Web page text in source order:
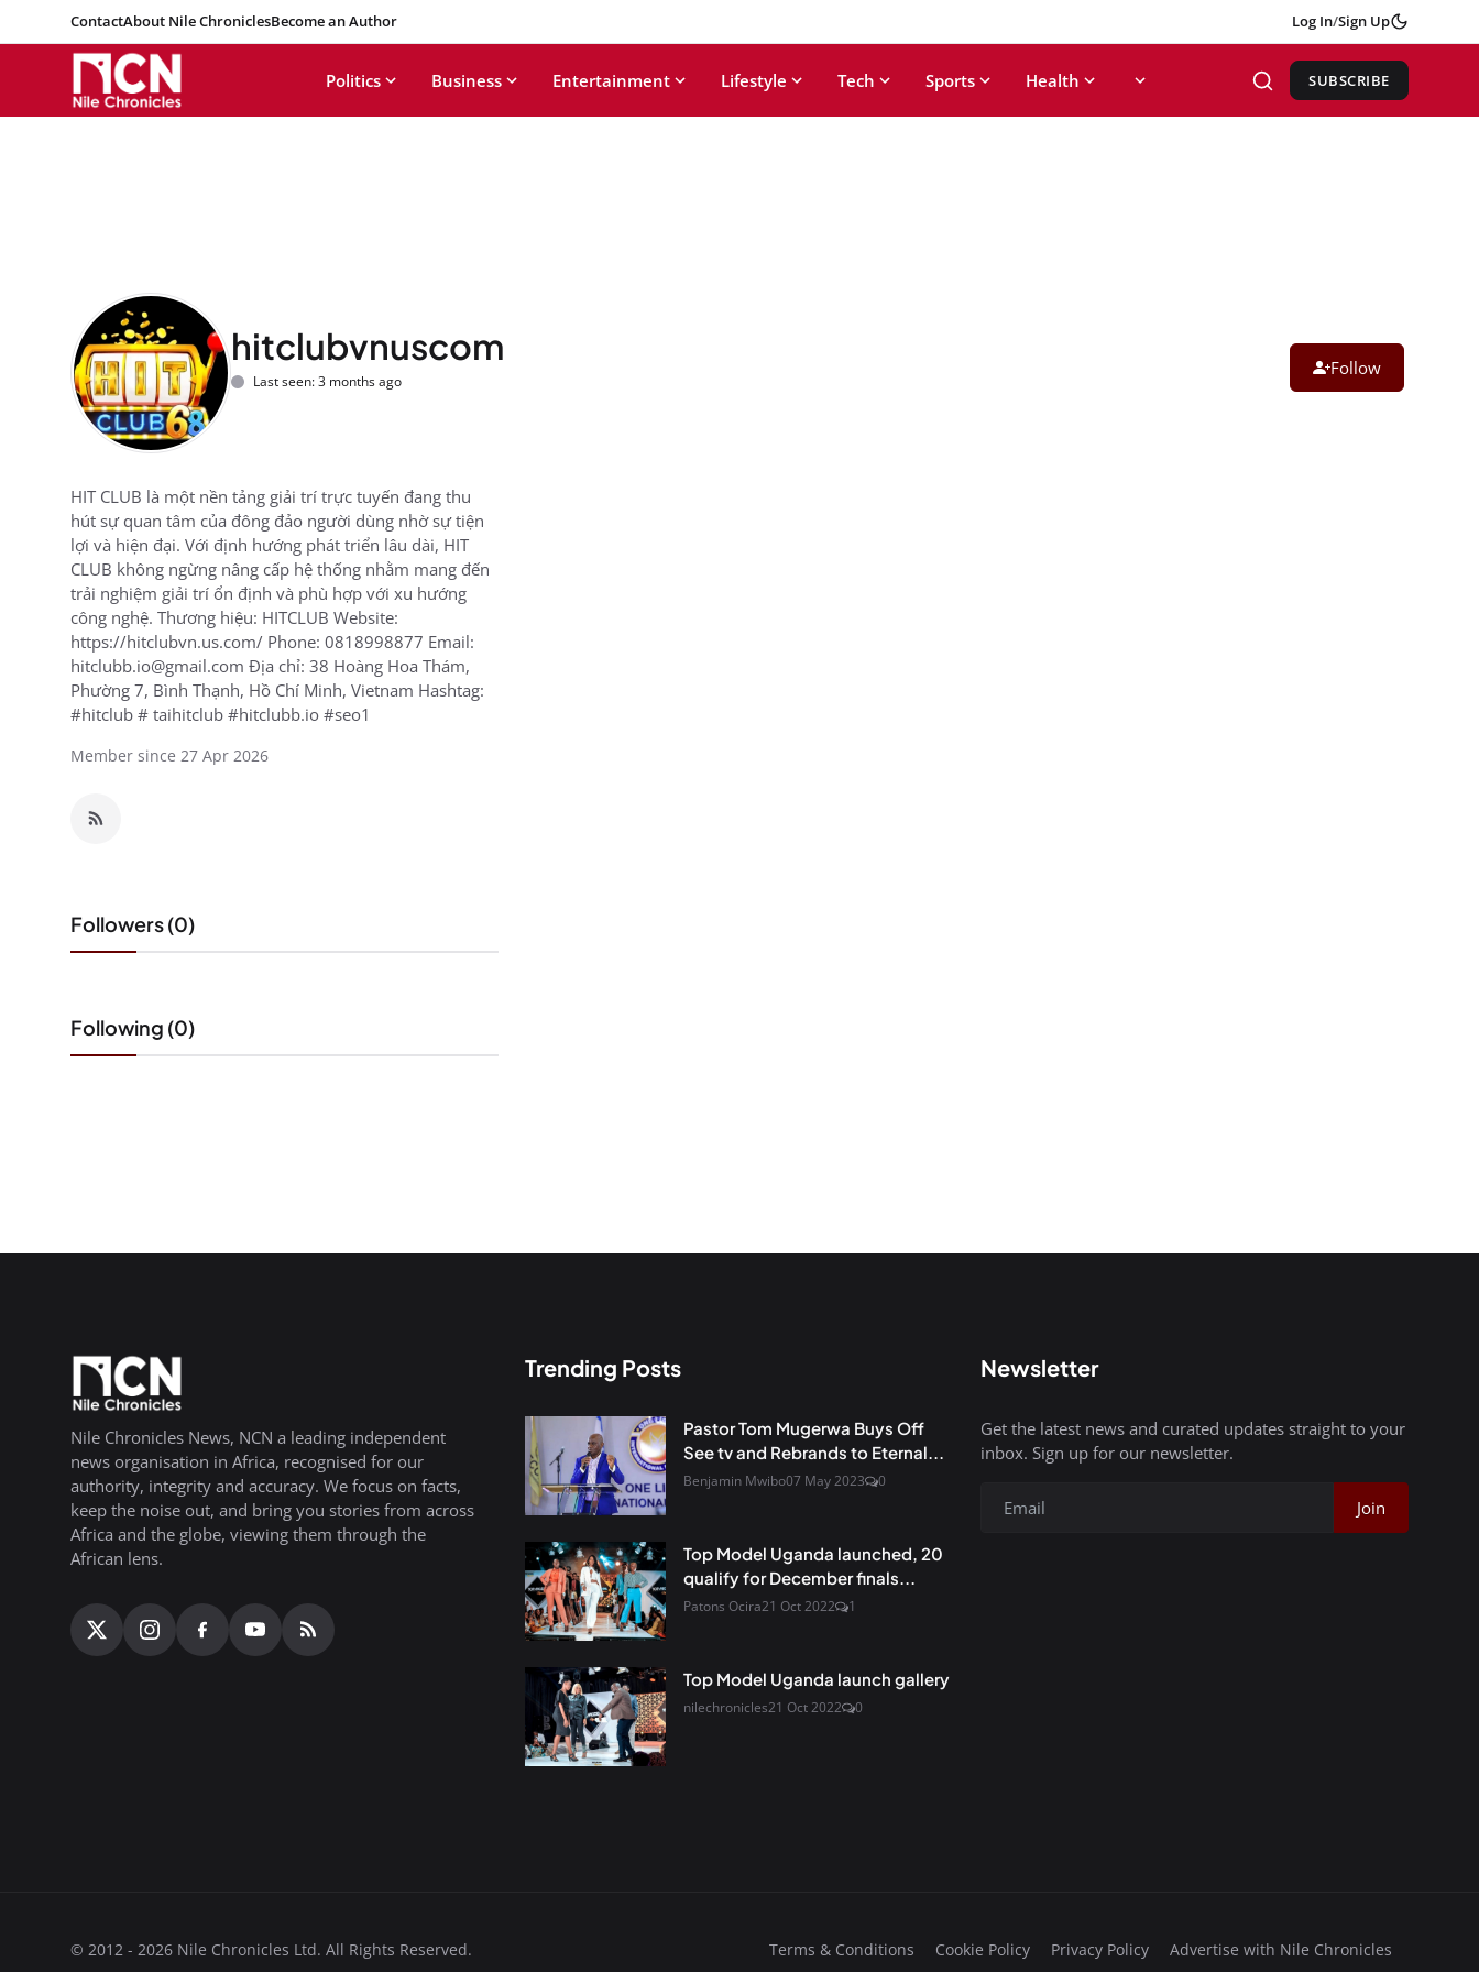
ContactAbout Nile ChroniclesBecome an Author Log In/Sign Up
Politics Business Entertainment Lifestyle Tech Sports Health SUBSCRIBE
hitclubvnuscom
Last seen: 3 months ago
Follow
HIT CLUB là một nền tảng giải trí trực tuyến đang thu
hút sự quan tâm của đông đảo người dùng nhờ sự tiện
lợi và hiện đại. Với định hướng phát triển lâu dài, HIT
CLUB không ngừng nâng cấp hệ thống nhằm mang đến
trải nghiệm giải trí ổn định và phù hợp với xu hướng
công nghệ. Thương hiệu: HITCLUB Website:
https://hitclubvn.us.com/ Phone: 0818998877 Email:
hitclubb.io@gmail.com Địa chỉ: 38 Hoàng Hoa Thám,
Phường 7, Bình Thạnh, Hồ Chí Minh, Vietnam Hashtag:
#hitclub # taihitclub #hitclubb.io #seo1
Member since 27 Apr 2026
Followers (0)
Following (0)
Nile Chronicles News, NCN a leading independent
news organisation in Africa, recognised for our
authority, integrity and accuracy. We focus on facts,
keep the noise out, and bring you stories from across
Africa and the globe, viewing them through the
African lens.
Trending Posts
Pastor Tom Mugerwa Buys Off
See tv and Rebrands to Eternal...
Benjamin Mwibo07 May 2023 0
Top Model Uganda launched, 20
qualify for December finals...
Patons Ocira21 Oct 2022 1
Top Model Uganda launch gallery
nilechronicles21 Oct 2022 0
Newsletter
Get the latest news and curated updates straight to your
inbox. Sign up for our newsletter.
Join
© 2012 - 2026 Nile Chronicles Ltd. All Rights Reserved. Terms & Conditions Cookie Policy Privacy Policy Advertise with Nile Chronicles